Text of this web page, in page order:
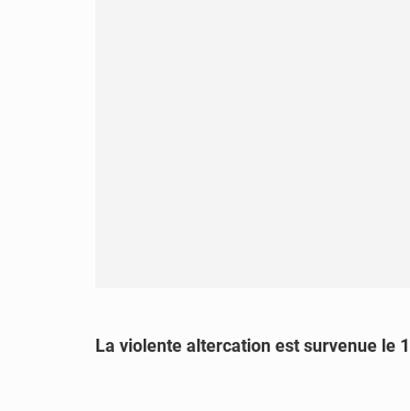
La violente altercation est survenue le